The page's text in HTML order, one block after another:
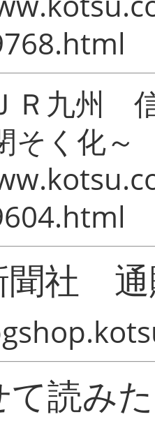
九州 信
そく化～
聞社
て読み